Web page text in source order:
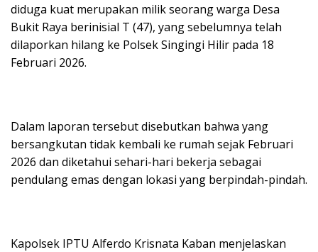
diduga kuat merupakan milik seorang warga Desa
Bukit Raya berinisial T (47), yang sebelumnya telah
dilaporkan hilang ke Polsek Singingi Hilir pada 18
Februari 2026.
Dalam laporan tersebut disebutkan bahwa yang
bersangkutan tidak kembali ke rumah sejak Februari
2026 dan diketahui sehari-hari bekerja sebagai
pendulang emas dengan lokasi yang berpindah-pindah.
Kapolsek IPTU Alferdo Krisnata Kaban menjelaskan